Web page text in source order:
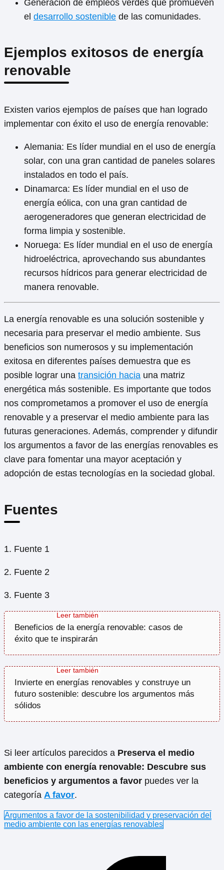
Generación de empleos verdes que promueven
el desarrollo sostenible de las comunidades.
Ejemplos exitosos de energía
renovable
Existen varios ejemplos de países que han logrado
implementar con éxito el uso de energía renovable:
Alemania: Es líder mundial en el uso de energía
solar, con una gran cantidad de paneles solares
instalados en todo el país.
Dinamarca: Es líder mundial en el uso de
energía eólica, con una gran cantidad de
aerogeneradores que generan electricidad de
forma limpia y sostenible.
Noruega: Es líder mundial en el uso de energía
hidroeléctrica, aprovechando sus abundantes
recursos hídricos para generar electricidad de
manera renovable.
La energía renovable es una solución sostenible y
necesaria para preservar el medio ambiente. Sus
beneficios son numerosos y su implementación
exitosa en diferentes países demuestra que es
posible lograr una transición hacia una matriz
energética más sostenible. Es importante que todos
nos comprometamos a promover el uso de energía
renovable y a preservar el medio ambiente para las
futuras generaciones. Además, comprender y difundir
los argumentos a favor de las energías renovables es
clave para fomentar una mayor aceptación y
adopción de estas tecnologías en la sociedad global.
Fuentes
1. Fuente 1
2. Fuente 2
3. Fuente 3
Beneficios de la energía renovable: casos de
éxito que te inspirarán
Invierte en energías renovables y construye un
futuro sostenible: descubre los argumentos más
sólidos
Si leer artículos parecidos a Preserva el medio
ambiente con energía renovable: Descubre sus
beneficios y argumentos a favor puedes ver la
categoría A favor.
Argumentos a favor de la sostenibilidad y preservación del
medio ambiente con las energías renovables